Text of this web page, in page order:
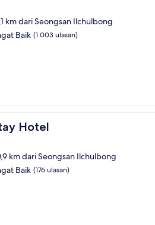
km dari Seongsan Ilchulbong
Baik (1.003 ulasan)
Hotel
Hotel
km dari Seongsan Ilchulbong
Baik (176 ulasan)